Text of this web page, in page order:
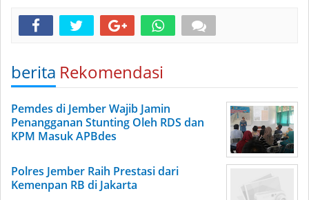
berita Rekomendasi
Pemdes di Jember Wajib Jamin
Penangganan Stunting Oleh RDS dan
KPM Masuk APBdes
Polres Jember Raih Prestasi dari
Kemenpan RB di Jakarta